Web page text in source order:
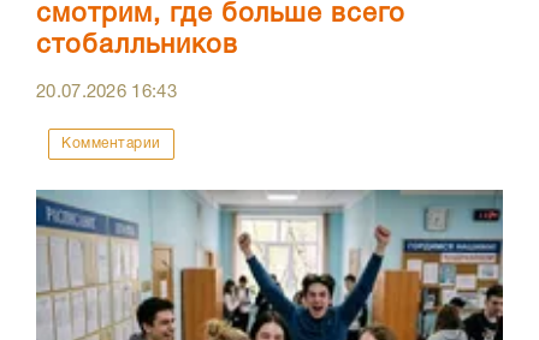
смотрим, где больше всего
стобалльников
20.07.2026 16:43
Комментарии